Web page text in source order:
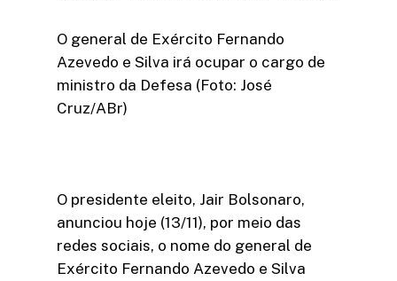
O general de Exército Fernando
Azevedo e Silva irá ocupar o cargo de
ministro da Defesa (Foto: José
Cruz/ABr)
O presidente eleito, Jair Bolsonaro,
anunciou hoje (13/11), por meio das
redes sociais, o nome do general de
Exército Fernando Azevedo e Silva